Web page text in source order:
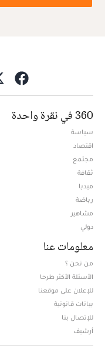
360 في نقرة واحدة
سياسة
اقتصاد
مجتمع
ثقافة
ميديا
رياضة
مشاهير
دولي
معلومات عنا
من نحن ؟
الأسئلة الأكثر طرحا
للإعلان على موقعنا
بيانات قانونية
للإتصال بنا
أرشيف